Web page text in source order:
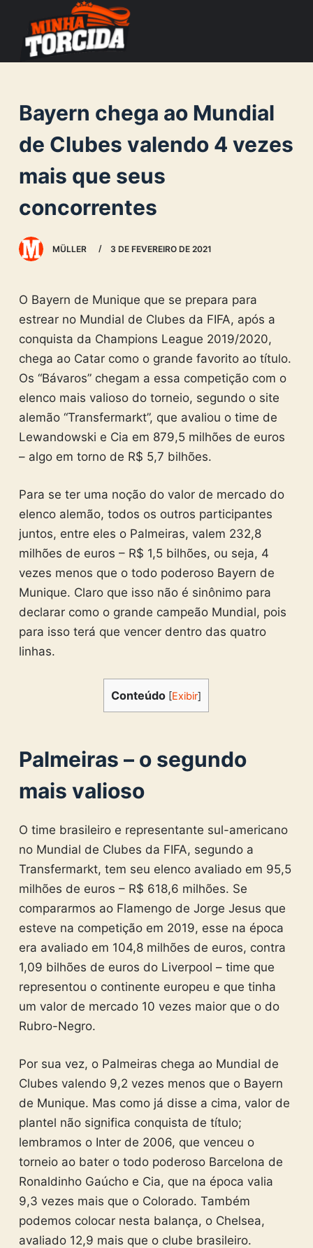
o
n
e
Bayern chega ao Mundial
de Clubes valendo 4 vezes
mais que seus
concorrentes
MÜLLER 3 DE FEVEREIRO DE 2021
O Bayern de Munique que se prepara para
estrear no Mundial de Clubes da FIFA, após a
conquista da Champions League 2019/2020,
chega ao Catar como o grande favorito ao título.
Os “Bávaros” chegam a essa competição com o
elenco mais valioso do torneio, segundo o site
alemão “Transfermarkt”, que avaliou o time de
Lewandowski e Cia em 879,5 milhões de euros
– algo em torno de R$ 5,7 bilhões.
Para se ter uma noção do valor de mercado do
elenco alemão, todos os outros participantes
juntos, entre eles o Palmeiras, valem 232,8
milhões de euros – R$ 1,5 bilhões, ou seja, 4
vezes menos que o todo poderoso Bayern de
Munique. Claro que isso não é sinônimo para
declarar como o grande campeão Mundial, pois
para isso terá que vencer dentro das quatro
linhas.
Conteúdo [Exibir]
Palmeiras – o segundo
mais valioso
O time brasileiro e representante sul-americano
no Mundial de Clubes da FIFA, segundo a
Transfermarkt, tem seu elenco avaliado em 95,5
milhões de euros – R$ 618,6 milhões. Se
compararmos ao Flamengo de Jorge Jesus que
esteve na competição em 2019, esse na época
era avaliado em 104,8 milhões de euros, contra
1,09 bilhões de euros do Liverpool – time que
representou o continente europeu e que tinha
um valor de mercado 10 vezes maior que o do
Rubro-Negro.
Por sua vez, o Palmeiras chega ao Mundial de
Clubes valendo 9,2 vezes menos que o Bayern
de Munique. Mas como já disse a cima, valor de
plantel não significa conquista de título;
lembramos o Inter de 2006, que venceu o
torneio ao bater o todo poderoso Barcelona de
Ronaldinho Gaúcho e Cia, que na época valia
9,3 vezes mais que o Colorado. Também
podemos colocar nesta balança, o Chelsea,
avaliado 12,9 mais que o clube brasileiro.